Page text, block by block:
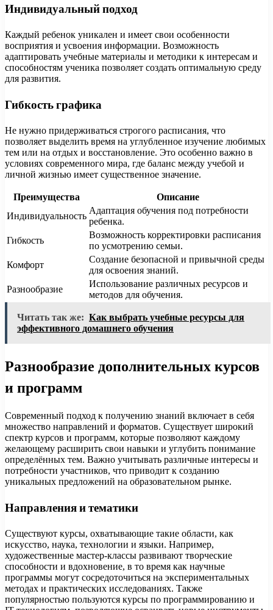
Индивидуальный подход
Каждый ребенок уникален и имеет свои особенности
восприятия и усвоения информации. Возможность
адаптировать учебные материалы и методики к интересам и
способностям ученика позволяет создать оптимальную среду
для развития.
Гибкость графика
Не нужно придерживаться строгого расписания, что
позволяет выделить время на углубленное изучение любимых
тем или на отдых и восстановление. Это особенно важно в
условиях современного мира, где баланс между учебой и
личной жизнью имеет существенное значение.
Преимущества
Описание
Индивидуальность
Адаптация обучения под потребности
ребенка.
Гибкость
Возможность корректировки расписания
по усмотрению семьи.
Комфорт
Создание безопасной и привычной среды
для освоения знаний.
Разнообразие
Использование различных ресурсов и
методов для обучения.
Читать так же: Как выбрать учебные ресурсы для
эффективного домашнего обучения
Разнообразие дополнительных курсов
и программ
Современный подход к получению знаний включает в себя
множество направлений и форматов. Существует широкий
спектр курсов и программ, которые позволяют каждому
желающему расширить свои навыки и углубить понимание
определённых тем. Важно учитывать различные интересы и
потребности участников, что приводит к созданию
уникальных предложений на образовательном рынке.
Направления и тематики
Существуют курсы, охватывающие такие области, как
искусство, наука, технологии и языки. Например,
художественные мастер-классы развивают творческие
способности и вдохновение, в то время как научные
программы могут сосредоточиться на экспериментальных
методах и практических исследованиях. Также
популярностью пользуются курсы по программированию и